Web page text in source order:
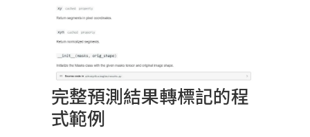
完整預測結果轉標記的程
式範例